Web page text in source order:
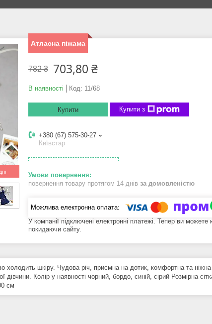
Атласна піжама
782 ₴ 703,80 ₴
В наявності Код: 11/68
Купити Купити з
+380 (67) 575-30-27
Київстар
повернення товару протягом 14 днів за домовленістю
У компанії підключені електронні платежі. Тепер ви можете
покидаючи сайту.
холодить шкіру. Чудова річ, приємна на дотик, комфортна та
дівчини. Колір у наявності чорний, бордо, синій, сірий Розмірна
см